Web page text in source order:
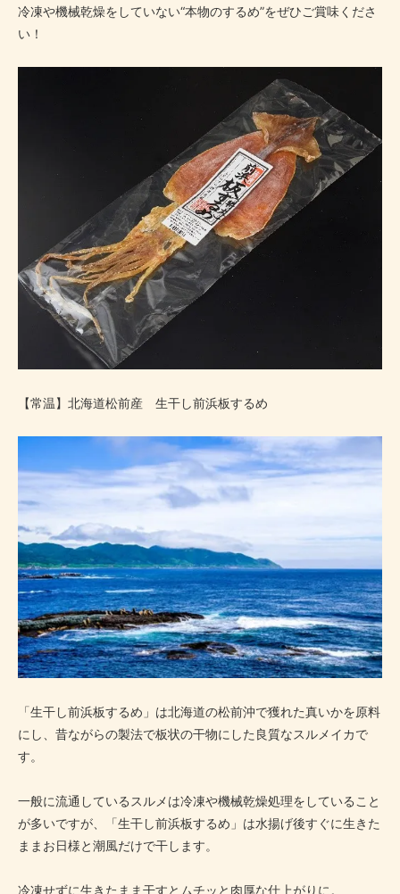
冷凍や機械乾燥をしていない“本物のするめ”をぜひご賞味くださ
い！
【常温】北海道松前産 生干し前浜板するめ
「生干し前浜板するめ」は北海道の松前沖で獲れた真いかを原料
にし、昔ながらの製法で板状の干物にした良質なスルメイカで
す。
一般に流通しているスルメは冷凍や機械乾燥処理をしていること
が多いですが、「生干し前浜板するめ」は水揚げ後すぐに生きた
ままお日様と潮風だけで干します。
冷凍せずに生きたまま干すとムチッと肉厚な仕上がりに。